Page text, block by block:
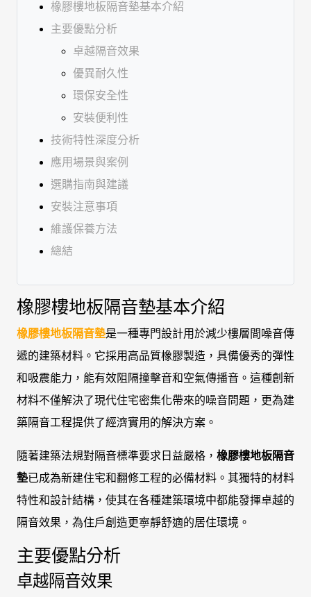
橡膠樓地板隔音墊基本介紹
主要優點分析
卓越隔音效果
優異耐久性
環保安全性
安裝便利性
技術特性深度分析
應用場景與案例
選購指南與建議
安裝注意事項
維護保養方法
總結
橡膠樓地板隔音墊基本介紹
橡膠樓地板隔音墊是一種專門設計用於減少樓層間噪音傳
遞的建築材料。它採用高品質橡膠製造，具備優秀的彈性
和吸震能力，能有效阻隔撞擊音和空氣傳播音。這種創新
材料不僅解決了現代住宅密集化帶來的噪音問題，更為建
築隔音工程提供了經濟實用的解決方案。
隨著建築法規對隔音標準要求日益嚴格， 橡膠樓地板隔音
墊已成為新建住宅和翻修工程的必備材料。其獨特的材料
特性和設計結構，使其在各種建築環境中都能發揮卓越的
隔音效果，為住戶創造更寧靜舒適的居住環境。
主要優點分析
卓越隔音效果